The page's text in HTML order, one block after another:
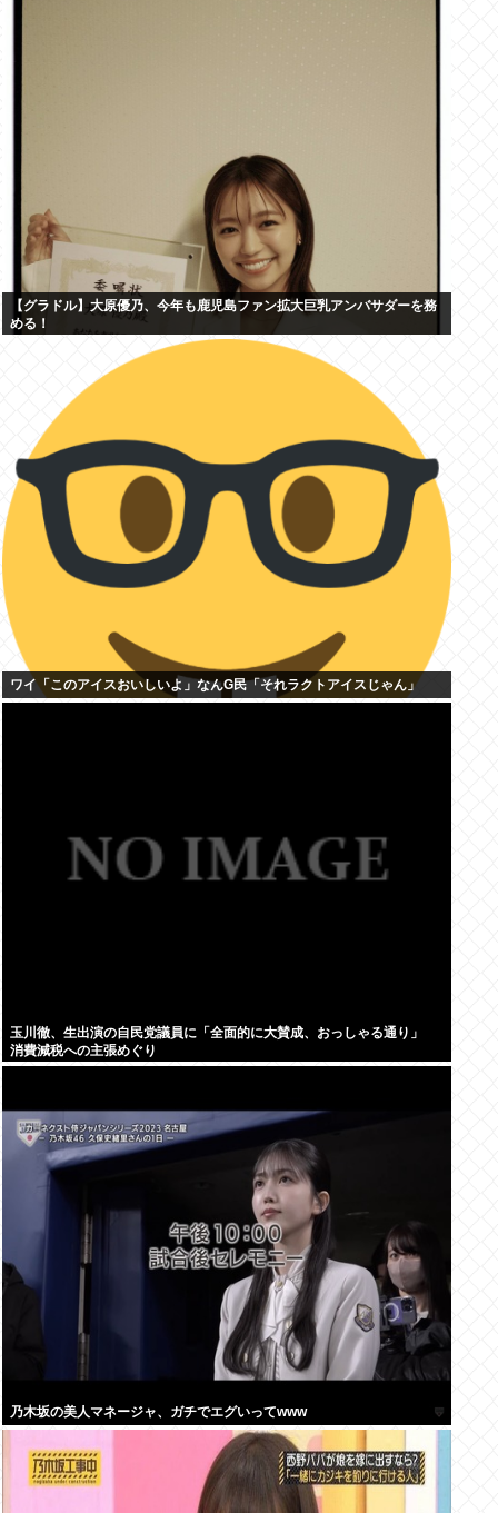
【グラドル】大原優乃、今年も鹿児島ファン拡大巨乳アンバサダーを務
める！
ワイ「このアイスおいしいよ」なんG民「それラクトアイスじゃん」
玉川徹、生出演の自民党議員に「全面的に大賛成、おっしゃる通り」
消費減税への主張めぐり
乃木坂の美人マネージャ、ガチでエグいってwww